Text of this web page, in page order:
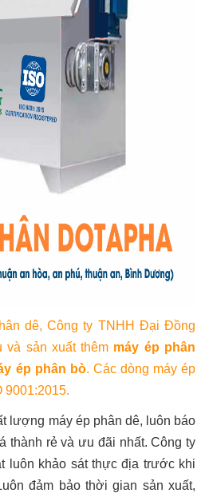
dê, Công ty TNHH Đại Đồng
và sản xuất thêm máy ép phân
ép phân bò. Các dòng máy ép
9001:2015.
lượng máy ép phân dê, luôn báo
thành rẻ và ưu đãi nhất. Công ty
luôn khảo sát thực địa trước khi
đảm bảo thời gian sản xuất,